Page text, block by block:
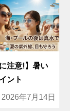
注意!】暑い
ント
2026年7月14日